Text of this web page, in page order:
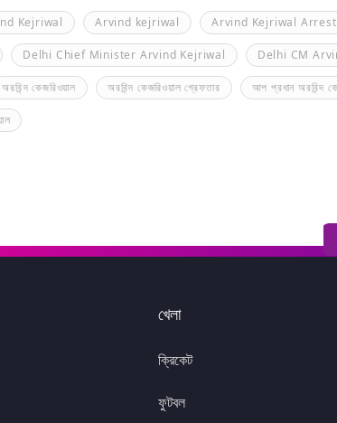
Kejriwal Arvind kejriwal Arvind Kejriwal
Delhi Chief Minister Arvind Kejriwal Delhi CM
অরবিন্দ কেজরিওয়াল অরবিন্দ কেজরিওয়াল গ্রেফতার আপ প্রধান অরবিন্দ
খেলা
ক্রিকেট
ফুটবল